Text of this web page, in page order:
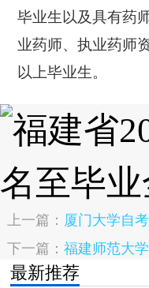
毕业生以及具有药
业药师、执业药师
以上毕业生。
上一篇： 厦门大学自
下一篇：福建师范大
最新推荐